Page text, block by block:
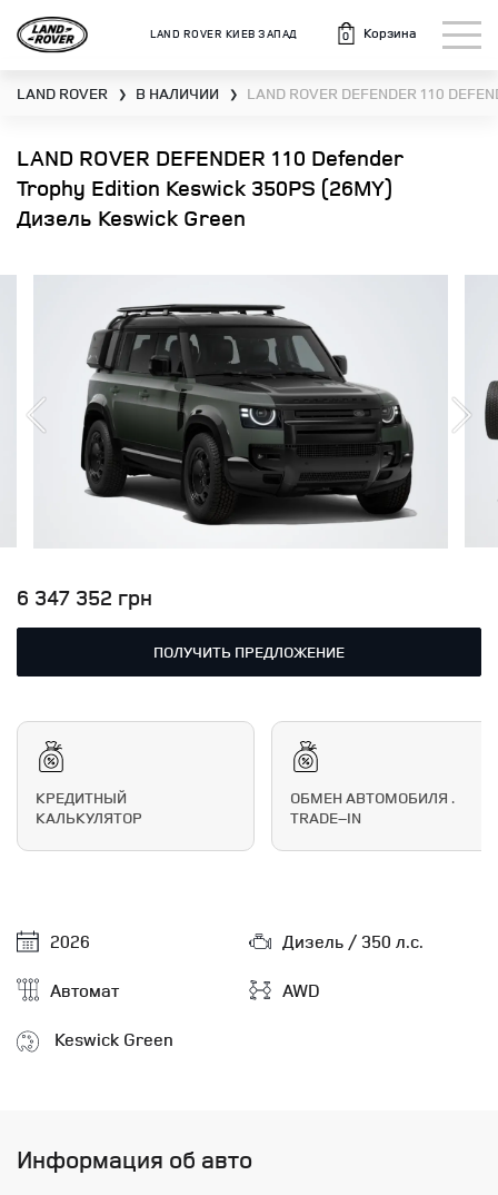
LAND ROVER КИЕВ ЗАПАД 0 Корзина
LAND ROVER ❯ В НАЛИЧИИ ❯ LAND ROVER DEFENDER 110
LAND ROVER DEFENDER 110 Defender
Trophy Edition Keswick 350PS (26MY)
Дизель Keswick Green
6 347 352 грн
ПОЛУЧИТЬ ПРЕДЛОЖЕНИЕ
КРЕДИТНЫЙ
КАЛЬКУЛЯТОР
ОБМЕН АВТОМОБИЛЯ .
TRADE–IN
2026
Дизель / 350 л.с.
Автомат
AWD
Keswick Green
Информация об авто